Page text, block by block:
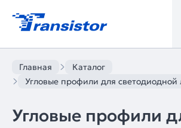
Главная
Каталог
Угловые профили для светодиодной
Угловые профили